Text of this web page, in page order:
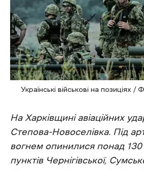
Українські військові на позиціях
На Харківщині авіаційних
Степова-Новоселівка. Під
вогнем опинилися понад
пунктів Чернігівської,